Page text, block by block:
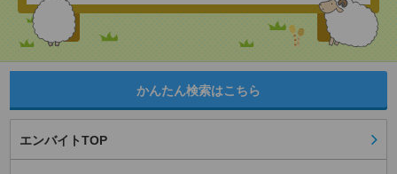
かんたん検索はこちら
エンバイトTOP